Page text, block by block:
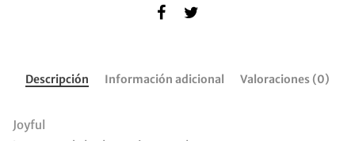
Descripción Información adicional Valoraciones (0)
Joyful